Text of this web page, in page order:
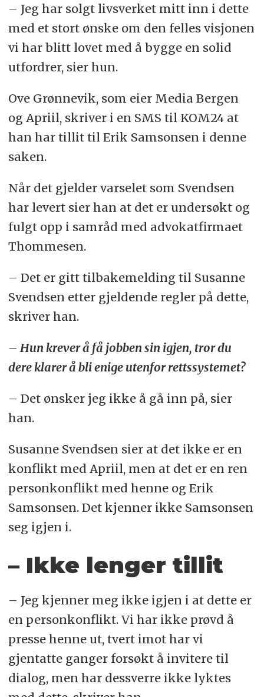
– Jeg har solgt livsverket mitt inn i dette
med et stort ønske om den felles visjonen
vi har blitt lovet med å bygge en solid
utfordrer, sier hun.
Ove Grønnevik, som eier Media Bergen
og Apriil, skriver i en SMS til KOM24 at
han har tillit til Erik Samsonsen i denne
saken.
Når det gjelder varselet som Svendsen
har levert sier han at det er undersøkt og
fulgt opp i samråd med advokatfirmaet
Thommesen.
– Det er gitt tilbakemelding til Susanne
Svendsen etter gjeldende regler på dette,
skriver han.
– Hun krever å få jobben sin igjen, tror du
dere klarer å bli enige utenfor rettssystemet?
– Det ønsker jeg ikke å gå inn på, sier
han.
Susanne Svendsen sier at det ikke er en
konflikt med Apriil, men at det er en ren
personkonflikt med henne og Erik
Samsonsen. Det kjenner ikke Samsonsen
seg igjen i.
– Ikke lenger tillit
– Jeg kjenner meg ikke igjen i at dette er
en personkonflikt. Vi har ikke prøvd å
presse henne ut, tvert imot har vi
gjentatte ganger forsøkt å invitere til
dialog, men har dessverre ikke lyktes